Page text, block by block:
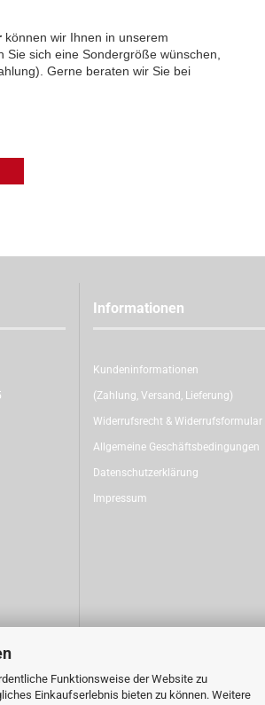
Funktionsweise der Website zu
Einkaufserlebnis bieten zu können. Weitere
können wir Ihnen in unserem
sich eine Sondergröße wünschen,
Gerne beraten wir Sie bei
Informationen
Kundeninformationen
(Zahlung, Versand, Lieferung)
Widerrufsrecht & Widerrufsformular
Allgemeine Geschäftsbedingungen
Datenschutzerklärung
Impressum